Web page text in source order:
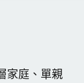
家庭、單親